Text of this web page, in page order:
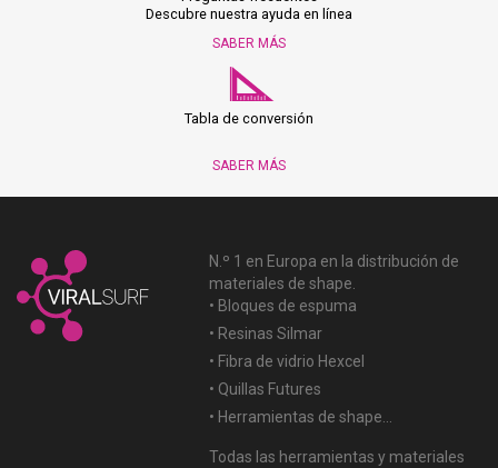
Descubre nuestra ayuda en línea
SABER MÁS
Tabla de conversión
SABER MÁS
N.º 1 en Europa en la distribución de
materiales de shape.
• Bloques de espuma
• Resinas Silmar
• Fibra de vidrio Hexcel
• Quillas Futures
• Herramientas de shape...
Todas las herramientas y materiales